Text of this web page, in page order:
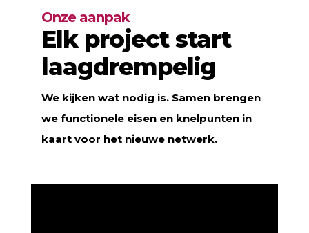
Onze aanpak
Elk project start
laagdrempelig
We kijken wat nodig is. Samen brengen
we functionele eisen en knelpunten in
kaart voor het nieuwe netwerk.